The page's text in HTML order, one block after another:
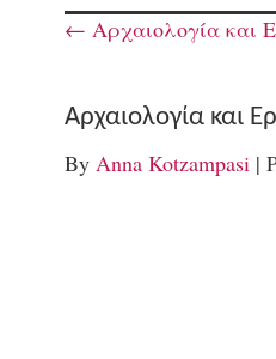
← Αρχαιολογία και
Αρχαιολογία και
By Anna Kotzampasi |